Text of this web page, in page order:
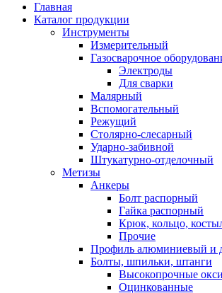
Главная
Каталог продукции
Инструменты
Измерительный
Газосварочное
Электроды
Для сварки
Малярный
Вспомогательный
Режущий
Столярно-слесарный
Ударно-забивной
Штукатурно-отделочный
Метизы
Анкеры
Болт распорный
Гайка распорный
Крюк, кольцо,
Прочие
Профиль алюминиевый и
Болты, шпильки, штанги
Высокопрочные
Оцинкованные